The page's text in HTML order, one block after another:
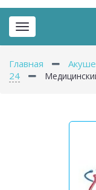
Toggle
navigation
Главная
24